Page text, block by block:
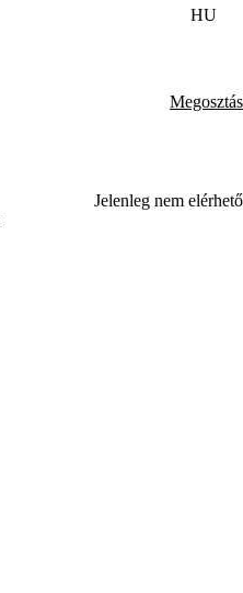
HU
Megosztás
Jelenleg nem elérhető